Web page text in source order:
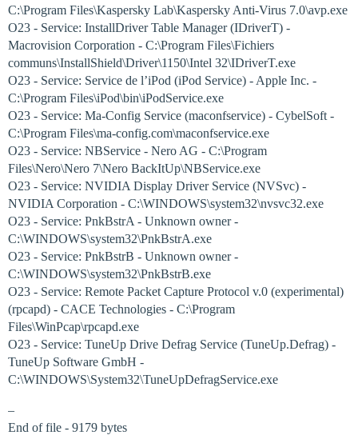
C:\Program Files\Kaspersky Lab\Kaspersky Anti-Virus 7.0\avp.exe
O23 - Service: InstallDriver Table Manager (IDriverT) -
Macrovision Corporation - C:\Program Files\Fichiers
communs\InstallShield\Driver\1150\Intel 32\IDriverT.exe
O23 - Service: Service de l’iPod (iPod Service) - Apple Inc. -
C:\Program Files\iPod\bin\iPodService.exe
O23 - Service: Ma-Config Service (maconfservice) - CybelSoft -
C:\Program Files\ma-config.com\maconfservice.exe
O23 - Service: NBService - Nero AG - C:\Program
Files\Nero\Nero 7\Nero BackItUp\NBService.exe
O23 - Service: NVIDIA Display Driver Service (NVSvc) -
NVIDIA Corporation - C:\WINDOWS\system32\nvsvc32.exe
O23 - Service: PnkBstrA - Unknown owner -
C:\WINDOWS\system32\PnkBstrA.exe
O23 - Service: PnkBstrB - Unknown owner -
C:\WINDOWS\system32\PnkBstrB.exe
O23 - Service: Remote Packet Capture Protocol v.0 (experimental)
(rpcapd) - CACE Technologies - C:\Program
Files\WinPcap\rpcapd.exe
O23 - Service: TuneUp Drive Defrag Service (TuneUp.Defrag) -
TuneUp Software GmbH -
C:\WINDOWS\System32\TuneUpDefragService.exe
–
End of file - 9179 bytes